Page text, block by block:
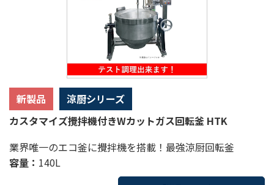
新製品
涼厨シリーズ
カスタマイズ攪拌機付きWカットガス回転釜 HTK
業界唯一のエコ釜に攪拌機を搭載！最強涼厨回転釜
容量： 140L